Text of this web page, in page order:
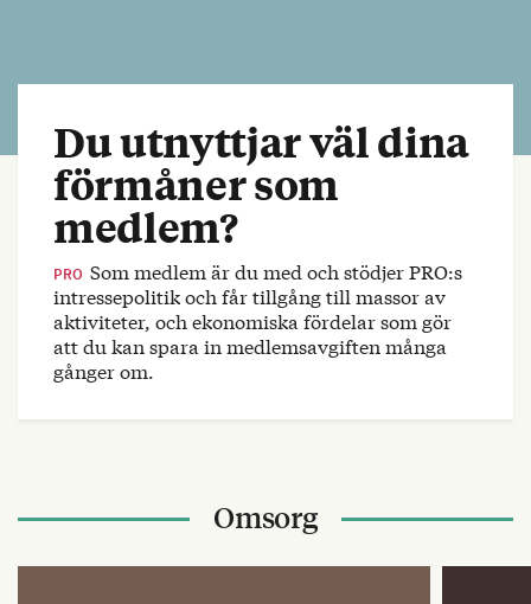
Du utnyttjar väl dina
förmåner som
medlem?
PRO Som medlem är du med och stödjer PRO:s
intressepolitik och får tillgång till massor av
aktiviteter, och ekonomiska fördelar som gör
att du kan spara in medlemsavgiften många
gånger om.
Omsorg